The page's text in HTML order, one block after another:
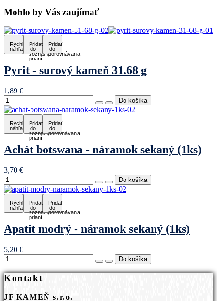
Mohlo by Vás zaujímať
Rýchly
náhľad
Pridať
do
zoznamu
prianí
Pridať
do
porovnávania
Pyrit - surový kameň 31.68 g
1,89 €
Rýchly
náhľad
Pridať
do
zoznamu
prianí
Pridať
do
porovnávania
Achát botswana - náramok sekaný (1ks)
3,70 €
Rýchly
náhľad
Pridať
do
zoznamu
prianí
Pridať
do
porovnávania
Apatit modrý - náramok sekaný (1ks)
5,20 €
Kontakt
JF KAMEŇ s.r.o.